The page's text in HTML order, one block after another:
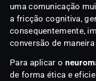
uma comunicação
a fricção cognitiva,
consequentemente,
conversão de
Para aplicar o
de forma ética e